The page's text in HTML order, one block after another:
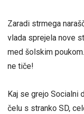
Zaradi strmega
vlada sprejela nove
med šolskim
ne tiče!
Kaj se grejo Socialni
čelu s stranko SD,